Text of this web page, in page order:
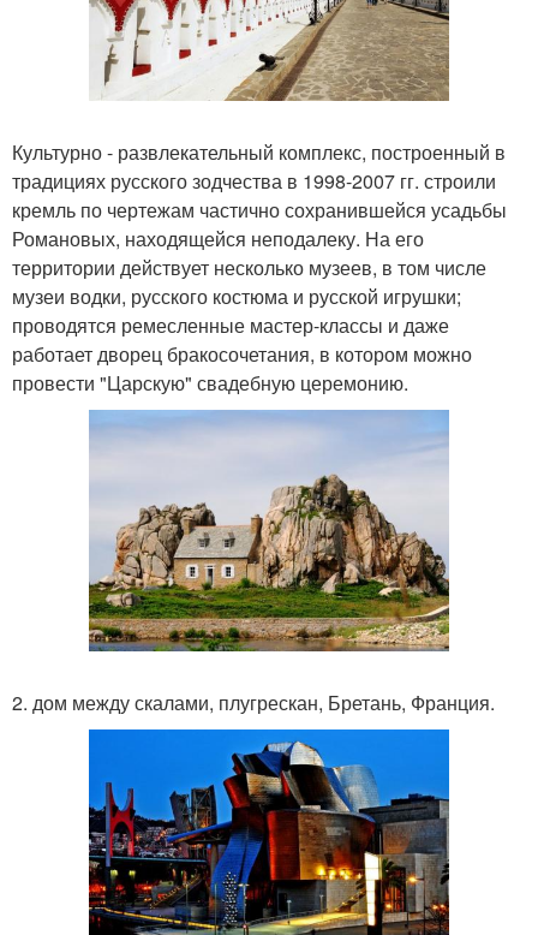
Культурно - развлекательный комплекс, построенный в
традициях русского зодчества в 1998-2007 гг. строили
кремль по чертежам частично сохранившейся усадьбы
Романовых, находящейся неподалеку. На его
территории действует несколько музеев, в том числе
музеи водки, русского костюма и русской игрушки;
проводятся ремесленные мастер-классы и даже
работает дворец бракосочетания, в котором можно
провести "Царскую" свадебную церемонию.
2. дом между скалами, плугрескан, Бретань, Франция.